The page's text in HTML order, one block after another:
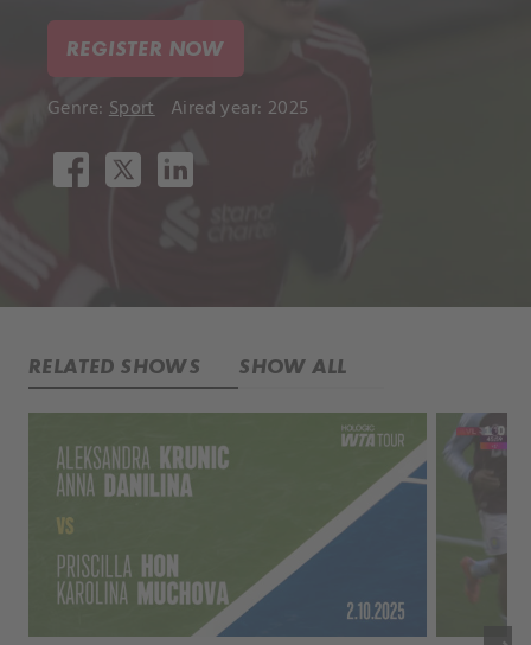
REGISTER NOW
Genre: Sport Aired year: 2025
RELATED SHOWS SHOW ALL